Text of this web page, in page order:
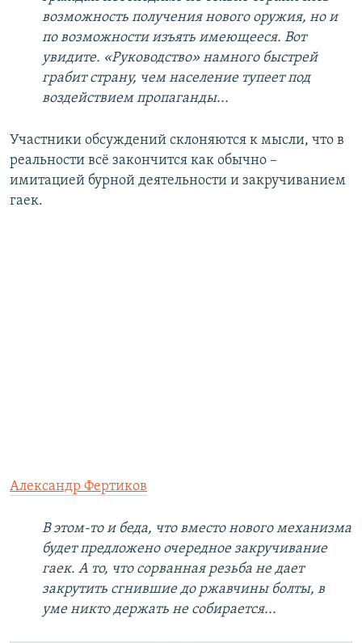
возможность получения нового оружия, но и
по возможности изъять имеющееся. Вот
увидите. «Руководство» намного быстрей
грабит страну, чем население тупеет под
воздействием пропаганды...
Участники обсуждений склоняются к мысли, что в
реальности всё закончится как обычно –
имитацией бурной деятельности и закручиванием
гаек.
Александр Фертиков
В этом-то и беда, что вместо нового механизма
будет предложено очередное закручивание
гаек. А то, что сорванная резьба не дает
закрутить сгнившие до ржавчины болты, в
уме никто держать не собирается...